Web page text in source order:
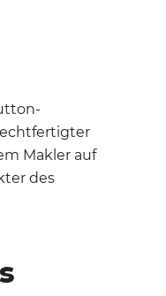
Makler auf
des